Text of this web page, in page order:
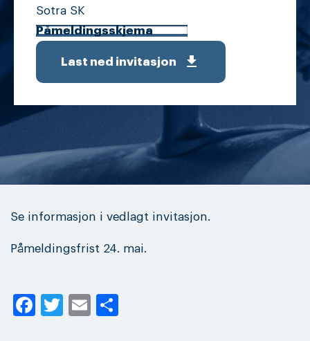
Sotra SK
Påmeldingsskjema
Last ned invitasjon get_app
Se informasjon i vedlagt invitasjon.
Påmeldingsfrist 24. mai.
Facebook
Twitter
Email